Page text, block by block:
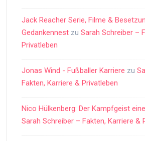
Jack Reacher Serie, Filme &
Gedankennest zu Sarah Schreiber –
Privatleben
Jonas Wind - Fußballer Karriere zu
Fakten, Karriere & Privatleben
Nico Hülkenberg: Der Kampfgeist
Sarah Schreiber – Fakten, Karriere &